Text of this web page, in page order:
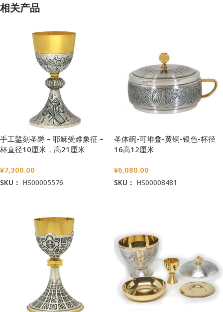
相关产品
手工錾刻圣爵 – 耶稣受难象征 –
杯直径10厘米，高21厘米
¥7,300.00
SKU： HS00005576
圣体碗-可堆叠-黄铜-银色-杯径
16高12厘米
¥6,080.00
SKU： HS00008481